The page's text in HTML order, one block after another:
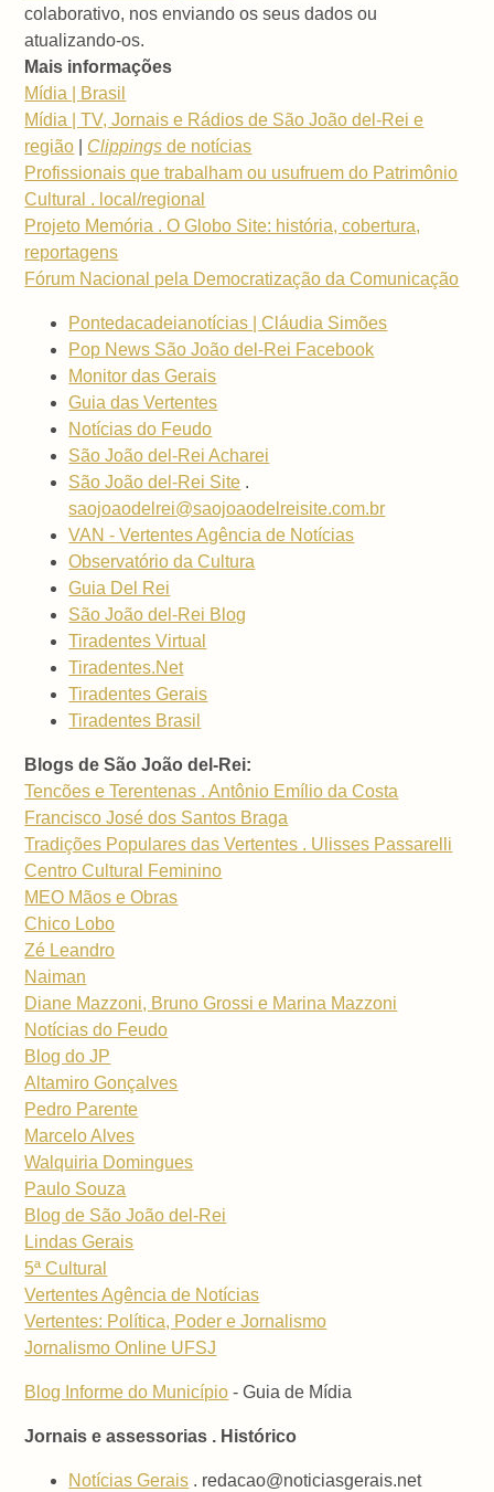
colaborativo, nos enviando os seus dados ou
atualizando-os.
Mais informações
Mídia | Brasil
Mídia | TV, Jornais e Rádios de São João del-Rei e
região
Clippings de notícias
Profissionais que trabalham ou usufruem do Patrimônio
Cultural . local/regional
Projeto Memória . O Globo Site: história, cobertura,
reportagens
Fórum Nacional pela Democratização da Comunicação
Pontedacadeianotícias | Cláudia Simões
Pop News São João del-Rei Facebook
Monitor das Gerais
Guia das Vertentes
Notícias do Feudo
São João del-Rei Acharei
São João del-Rei Site .
saojoaodelrei@saojoaodelreisite.com.br
VAN - Vertentes Agência de Notícias
Observatório da Cultura
Guia Del Rei
São João del-Rei Blog
Tiradentes Virtual
Tiradentes.Net
Tiradentes Gerais
Tiradentes Brasil
Blogs de São João del-Rei:
Tencões e Terentenas . Antônio Emílio da Costa
Francisco José dos Santos Braga
Tradições Populares das Vertentes . Ulisses Passarelli
Centro Cultural Feminino
MEO Mãos e Obras
Chico Lobo
Zé Leandro
Naiman
Diane Mazzoni, Bruno Grossi e Marina Mazzoni
Notícias do Feudo
Blog do JP
Altamiro Gonçalves
Pedro Parente
Marcelo Alves
Walquiria Domingues
Paulo Souza
Blog de São João del-Rei
Lindas Gerais
5ª Cultural
Vertentes Agência de Notícias
Vertentes: Política, Poder e Jornalismo
Jornalismo Online UFSJ
Blog Informe do Município - Guia de Mídia
Jornais e assessorias . Histórico
Notícias Gerais . redacao@noticiasgerais.net